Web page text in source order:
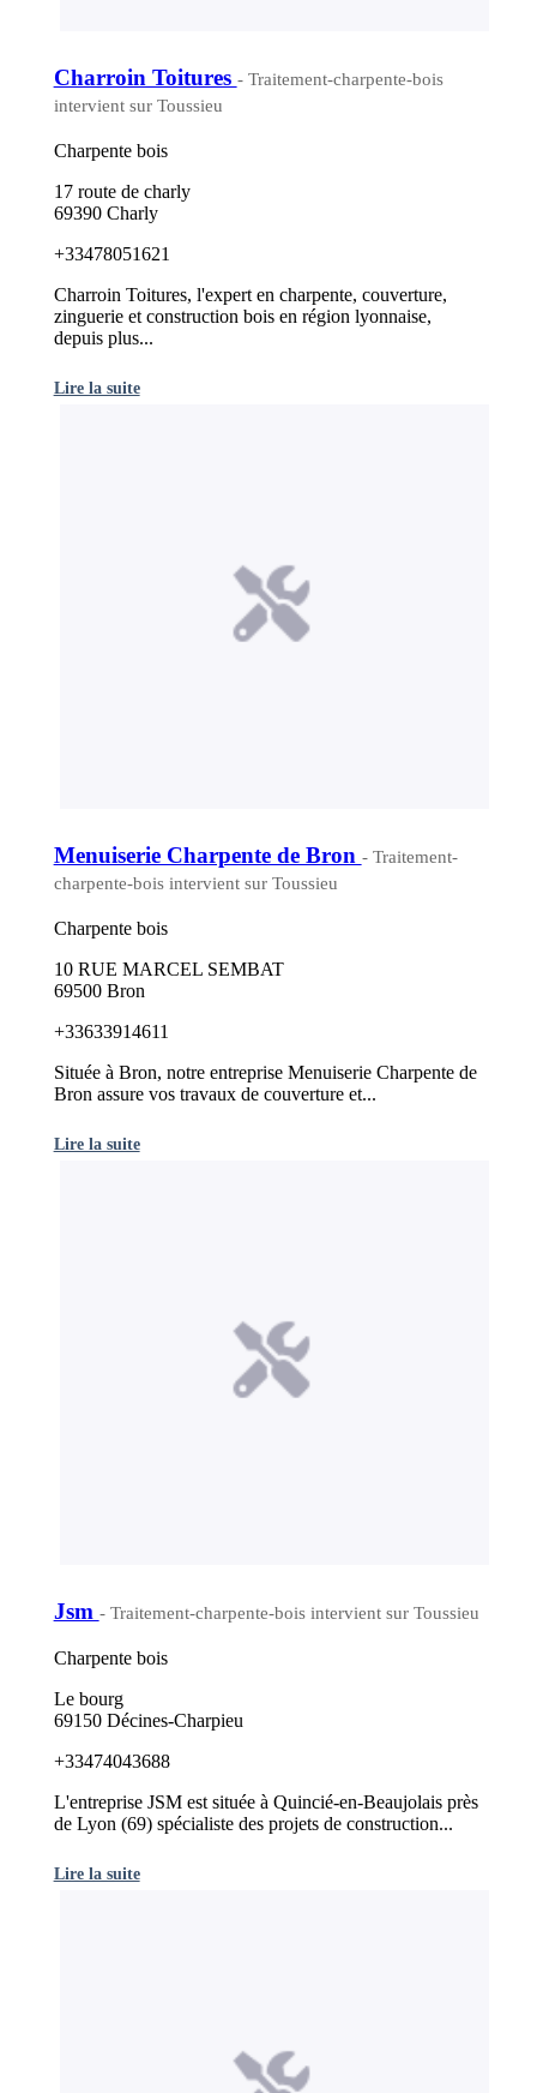
Charroin Toitures - Traitement-charpente-bois
intervient sur Toussieu
Charpente bois
17 route de charly
69390 Charly
+33478051621
Charroin Toitures, l'expert en charpente, couverture,
zinguerie et construction bois en région lyonnaise,
depuis plus...
Lire la suite
Menuiserie Charpente de Bron - Traitement-
charpente-bois intervient sur Toussieu
Charpente bois
10 RUE MARCEL SEMBAT
69500 Bron
+33633914611
Située à Bron, notre entreprise Menuiserie Charpente de
Bron assure vos travaux de couverture et...
Lire la suite
Jsm - Traitement-charpente-bois intervient sur Toussieu
Charpente bois
Le bourg
69150 Décines-Charpieu
+33474043688
L'entreprise JSM est située à Quincié-en-Beaujolais près
de Lyon (69) spécialiste des projets de construction...
Lire la suite